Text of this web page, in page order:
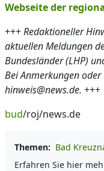
Webseite der
+++Redaktioneller
aktuellen Meldungen
Bundesländer (LHP)
Bei Anmerkungen
hinweis@news.de. +++
bud/roj/news.de
Themen: Bad
Erfahren Sie hier